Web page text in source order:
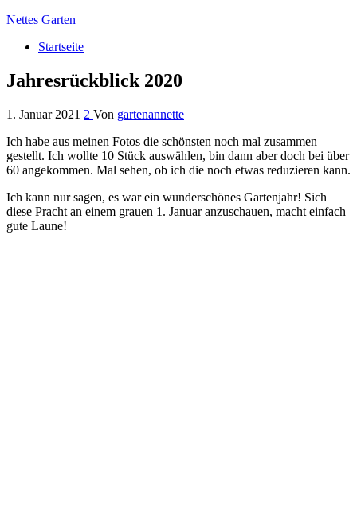
Nettes Garten
Startseite
Jahresrückblick 2020
1. Januar 2021 2 Von gartenannette
Ich habe aus meinen Fotos die schönsten noch mal zusammen
gestellt. Ich wollte 10 Stück auswählen, bin dann aber doch bei über
60 angekommen. Mal sehen, ob ich die noch etwas reduzieren kann.
Ich kann nur sagen, es war ein wunderschönes Gartenjahr! Sich
diese Pracht an einem grauen 1. Januar anzuschauen, macht einfach
gute Laune!